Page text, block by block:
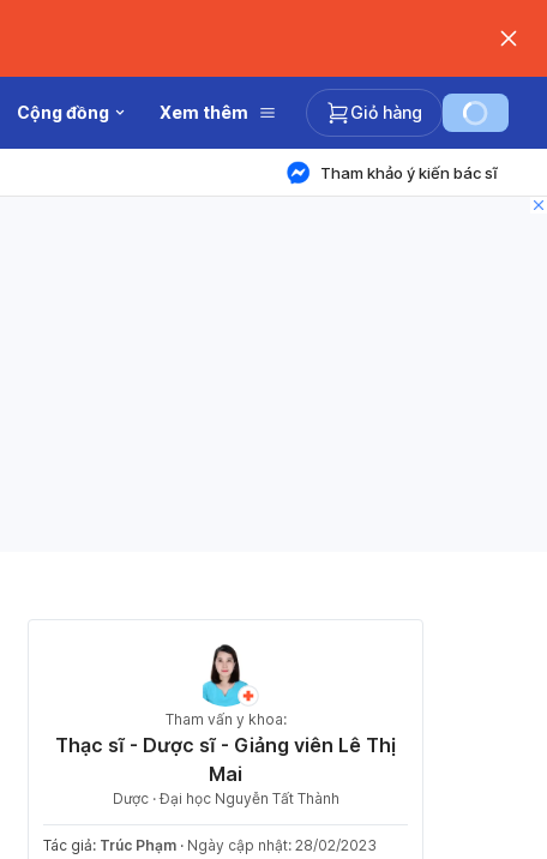
Cộng đồng Xem thêm Giỏ hàng
Tham khảo ý kiến bác sĩ
Tham vấn y khoa:
Thạc sĩ - Dược sĩ - Giảng viên Lê Thị
Mai
Dược · Đại học Nguyễn Tất Thành
Tác giả: Trúc Phạm · Ngày cập nhật: 28/02/2023